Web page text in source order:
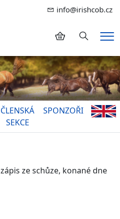
info@irishcob.cz
Hledání
ČLENSKÁ
SEKCE
SPONZOŘI
ze schůze, konané dne